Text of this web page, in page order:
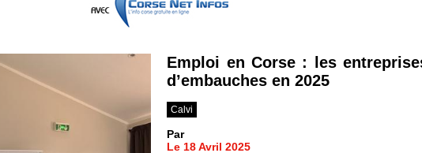
Emploi en Corse : les
d’embauches en 2025
Calvi
Par
Le 18 Avril 2025